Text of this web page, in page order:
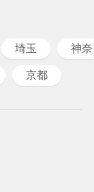
埼玉 神
京都